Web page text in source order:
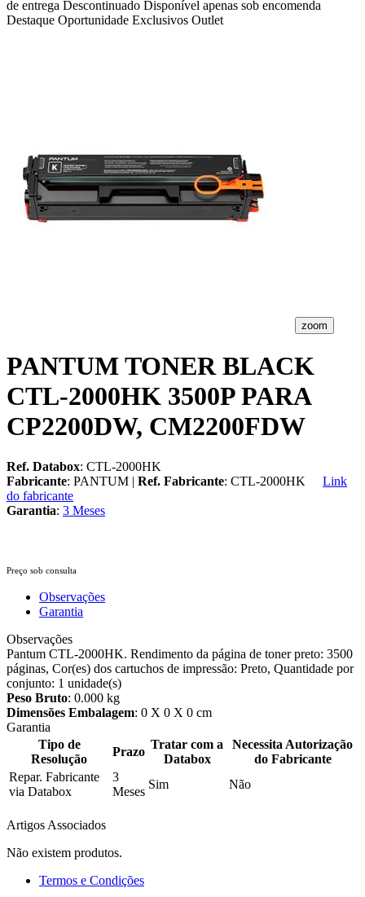
de entrega Descontinuado Disponível apenas sob encomenda
Destaque Oportunidade Exclusivos Outlet
zoom
PANTUM TONER BLACK
CTL-2000HK 3500P PARA
CP2200DW, CM2200FDW
Ref. Databox: CTL-2000HK
Fabricante: PANTUM | Ref. Fabricante: CTL-2000HK
Link
do fabricante
Garantia: 3 Meses
Preço sob consulta
Observações
Garantia
Observações
Pantum CTL-2000HK. Rendimento da página de toner preto: 3500
páginas, Cor(es) dos cartuchos de impressão: Preto, Quantidade por
conjunto: 1 unidade(s)
Peso Bruto: 0.000 kg
Dimensões Embalagem: 0 X 0 X 0 cm
Garantia
Tipo de
Resolução
Prazo
Tratar com a
Databox
Necessita Autorização
do Fabricante
Repar. Fabricante
via Databox
3
Meses
Sim Não
Artigos Associados
Não existem produtos.
Termos e Condições